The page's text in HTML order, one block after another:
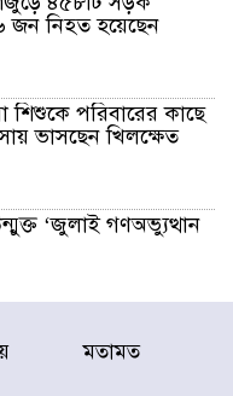
জন নিহত হয়েছেন
শিশুকে পরিবারের কাছে
ভাসছেন খিলক্ষেত
‘জুলাই গণঅভ্যুত্থান
আঞ্চলিক পাসপোর্ট
দালাল চক্রের ১৩ জন
মতামত